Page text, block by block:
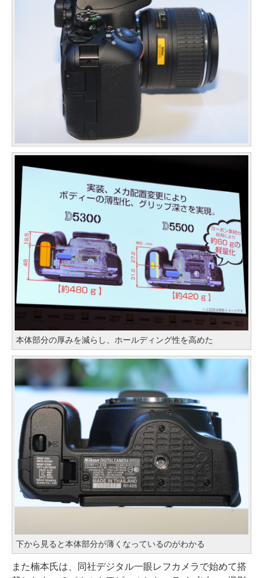
本体部分の厚みを減らし、ホールディング性を高めた
下から見ると本体部分が薄くなっているのがわかる
また楠本氏は、同社デジタル一眼レフカメラで始めて搭